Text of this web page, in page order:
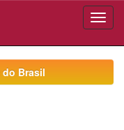
do Brasil